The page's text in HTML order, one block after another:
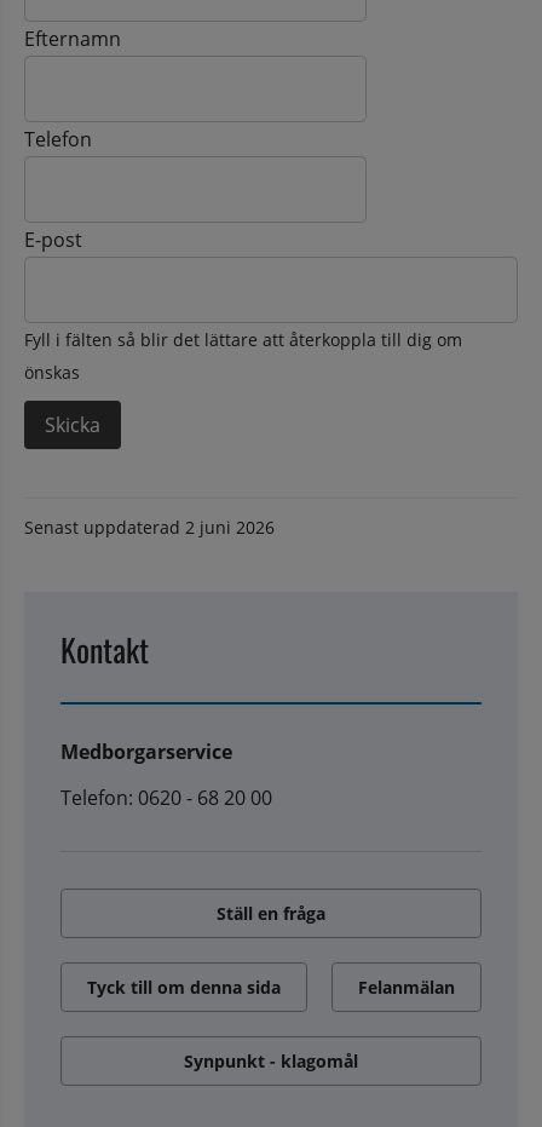
Efternamn
Telefon
E-post
Fyll i fälten så blir det lättare att återkoppla till dig om
önskas
Senast uppdaterad 2 juni 2026
Kontakt
Medborgarservice
Telefon: 0620 - 68 20 00
Ställ en fråga
Tyck till om denna sida Felanmälan
Synpunkt - klagomål